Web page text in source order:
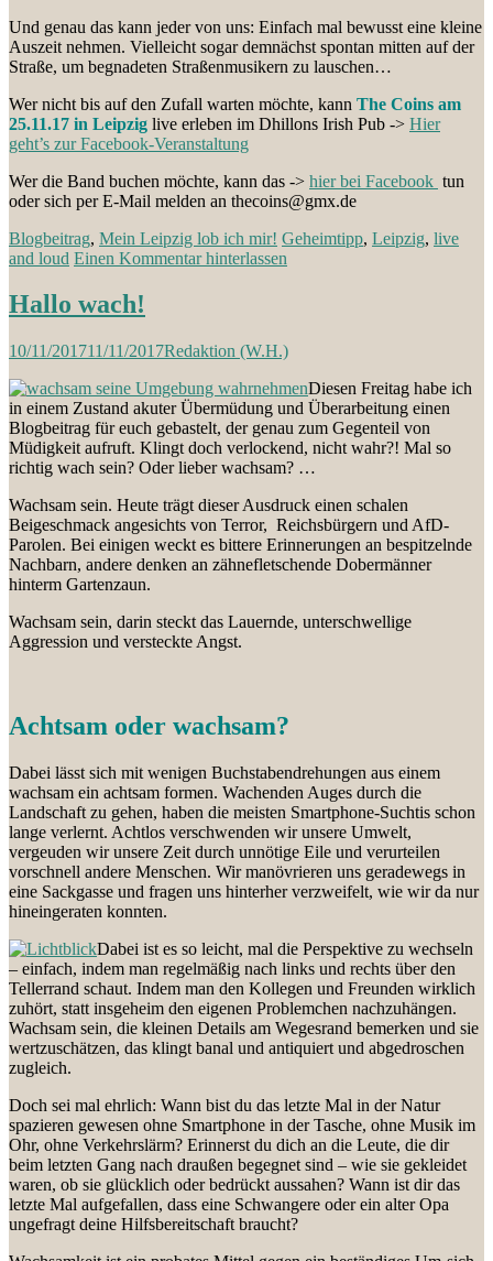
Und genau das kann jeder von uns: Einfach mal bewusst eine kleine
Auszeit nehmen. Vielleicht sogar demnächst spontan mitten auf der
Straße, um begnadeten Straßenmusikern zu lauschen…
Wer nicht bis auf den Zufall warten möchte, kann The Coins am
25.11.17 in Leipzig live erleben im Dhillons Irish Pub -> Hier
geht’s zur Facebook-Veranstaltung
Wer die Band buchen möchte, kann das -> hier bei Facebook tun
oder sich per E-Mail melden an thecoins@gmx.de
Blogbeitrag, Mein Leipzig lob ich mir! Geheimtipp, Leipzig, live
and loud Einen Kommentar hinterlassen
Hallo wach!
10/11/201711/11/2017Redaktion (W.H.)
Diesen Freitag habe ich
in einem Zustand akuter Übermüdung und Überarbeitung einen
Blogbeitrag für euch gebastelt, der genau zum Gegenteil von
Müdigkeit aufruft. Klingt doch verlockend, nicht wahr?! Mal so
richtig wach sein? Oder lieber wachsam? …
Wachsam sein. Heute trägt dieser Ausdruck einen schalen
Beigeschmack angesichts von Terror, Reichsbürgern und AfD-
Parolen. Bei einigen weckt es bittere Erinnerungen an bespitzelnde
Nachbarn, andere denken an zähnefletschende Dobermänner
hinterm Gartenzaun.
Wachsam sein, darin steckt das Lauernde, unterschwellige
Aggression und versteckte Angst.
Achtsam oder wachsam?
Dabei lässt sich mit wenigen Buchstabendrehungen aus einem
wachsam ein achtsam formen. Wachenden Auges durch die
Landschaft zu gehen, haben die meisten Smartphone-Suchtis schon
lange verlernt. Achtlos verschwenden wir unsere Umwelt,
vergeuden wir unsere Zeit durch unnötige Eile und verurteilen
vorschnell andere Menschen. Wir manövrieren uns geradewegs in
eine Sackgasse und fragen uns hinterher verzweifelt, wie wir da nur
hineingeraten konnten.
Dabei ist es so leicht, mal die Perspektive zu wechseln
– einfach, indem man regelmäßig nach links und rechts über den
Tellerrand schaut. Indem man den Kollegen und Freunden wirklich
zuhört, statt insgeheim den eigenen Problemchen nachzuhängen.
Wachsam sein, die kleinen Details am Wegesrand bemerken und sie
wertzuschätzen, das klingt banal und antiquiert und abgedroschen
zugleich.
Doch sei mal ehrlich: Wann bist du das letzte Mal in der Natur
spazieren gewesen ohne Smartphone in der Tasche, ohne Musik im
Ohr, ohne Verkehrslärm? Erinnerst du dich an die Leute, die dir
beim letzten Gang nach draußen begegnet sind – wie sie gekleidet
waren, ob sie glücklich oder bedrückt aussahen? Wann ist dir das
letzte Mal aufgefallen, dass eine Schwangere oder ein alter Opa
ungefragt deine Hilfsbereitschaft braucht?